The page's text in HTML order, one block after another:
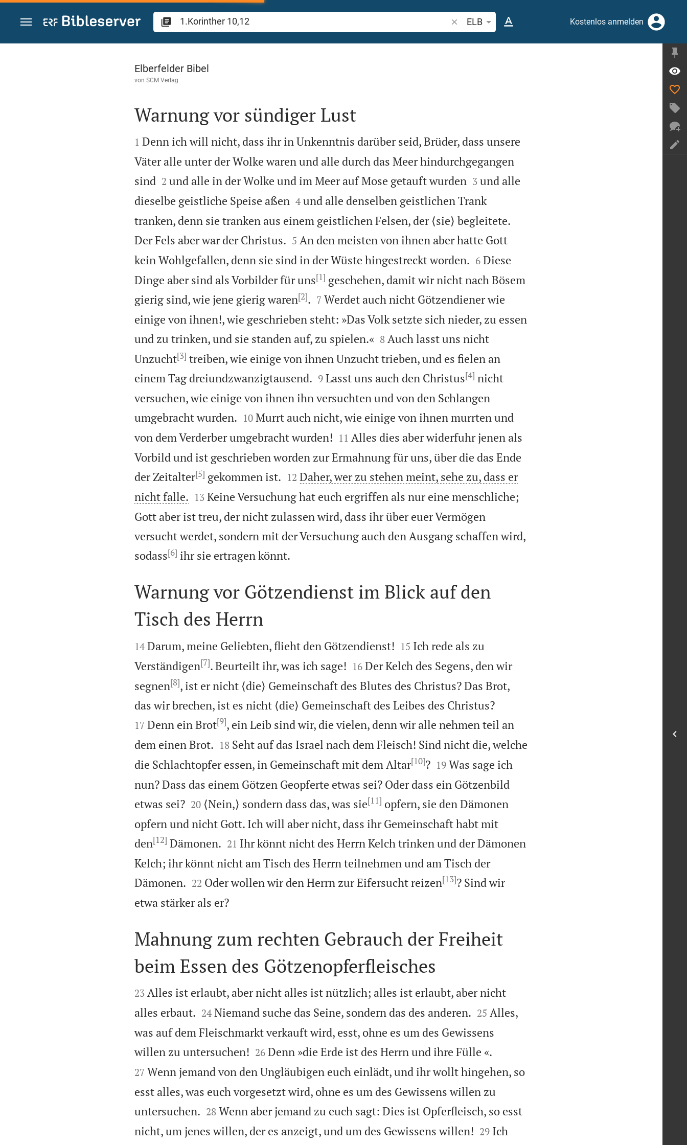
Zum Inhalt springen
Bibelstelle oder Begriff suchen
ELB Kostenlos anmelden
1.Korinther 10
Elberfelder Bibel
von SCM Verlag

Warnung vor sündiger Lust

1 Denn ich will nicht, dass ihr in Unkenntnis darüber seid, Brüder, dass unsere
Väter alle unter der Wolke waren und alle durch das Meer hindurchgegangen
sind
2 und alle in der Wolke und im Meer auf Mose getauft wurden
3 und alle
dieselbe geistliche Speise aßen
4 und alle denselben geistlichen Trank
tranken, denn sie tranken aus einem geistlichen Felsen, der ⟨sie⟩ begleitete.
Der Fels aber war der Christus.
5 An den meisten von ihnen aber hatte Gott
kein Wohlgefallen, denn sie sind in der Wüste hingestreckt worden.
6 Diese
Dinge aber sind als Vorbilder für uns[1] geschehen, damit wir nicht nach Bösem
gierig sind, wie jene gierig waren[2].
7 Werdet auch nicht Götzendiener wie
einige von ihnen!, wie geschrieben steht: »Das Volk setzte sich nieder, zu essen
und zu trinken, und sie standen auf, zu spielen.«
8 Auch lasst uns nicht
Unzucht[3] treiben, wie einige von ihnen Unzucht trieben, und es fielen an
einem Tag dreiundzwanzigtausend.
9 Lasst uns auch den Christus[4] nicht
versuchen, wie einige von ihnen ihn versuchten und von den Schlangen
umgebracht wurden.
10 Murrt auch nicht, wie einige von ihnen murrten und
von dem Verderber umgebracht wurden!
11 Alles dies aber widerfuhr jenen als
Vorbild und ist geschrieben worden zur Ermahnung für uns, über die das Ende
der Zeitalter[5] gekommen ist.
12 Daher, wer zu stehen meint, sehe zu, dass er
nicht falle.
13 Keine Versuchung hat euch ergriffen als nur eine menschliche;
Gott aber ist treu, der nicht zulassen wird, dass ihr über euer Vermögen
versucht werdet, sondern mit der Versuchung auch den Ausgang schaffen wird,
sodass[6] ihr sie ertragen könnt.

Warnung vor Götzendienst im Blick auf den
Tisch des Herrn

14 Darum, meine Geliebten, flieht den Götzendienst!
15 Ich rede als zu
Verständigen[7]. Beurteilt ihr, was ich sage!
16 Der Kelch des Segens, den wir
segnen[8], ist er nicht ⟨die⟩ Gemeinschaft des Blutes des Christus? Das Brot,
das wir brechen, ist es nicht ⟨die⟩ Gemeinschaft des Leibes des Christus?
17 Denn ein Brot[9], ein Leib sind wir, die vielen, denn wir alle nehmen teil an
dem einen Brot.
18 Seht auf das Israel nach dem Fleisch! Sind nicht die, welche
die Schlachtopfer essen, in Gemeinschaft mit dem Altar[10]?
19 Was sage ich
nun? Dass das einem Götzen Geopferte etwas sei? Oder dass ein Götzenbild
etwas sei?
20 ⟨Nein,⟩ sondern dass das, was sie[11] opfern, sie den Dämonen
opfern und nicht Gott. Ich will aber nicht, dass ihr Gemeinschaft habt mit
den[12] Dämonen.
21 Ihr könnt nicht des Herrn Kelch trinken und der Dämonen
Kelch; ihr könnt nicht am Tisch des Herrn teilnehmen und am Tisch der
Dämonen.
22 Oder wollen wir den Herrn zur Eifersucht reizen[13]? Sind wir
etwa stärker als er?

Mahnung zum rechten Gebrauch der Freiheit
beim Essen des Götzenopferfleisches

23 Alles ist erlaubt, aber nicht alles ist nützlich; alles ist erlaubt, aber nicht
alles erbaut.
24 Niemand suche das Seine, sondern das des anderen.
25 Alles,
was auf dem Fleischmarkt verkauft wird, esst, ohne es um des Gewissens
willen zu untersuchen!
26 Denn »die Erde ist des Herrn und ihre Fülle «.
27 Wenn jemand von den Ungläubigen euch einlädt, und ihr wollt hingehen, so
esst alles, was euch vorgesetzt wird, ohne es um des Gewissens willen zu
untersuchen.
28 Wenn aber jemand zu euch sagt: Dies ist Opferfleisch, so esst
nicht, um jenes willen, der es anzeigt, und um des Gewissens willen!
29 Ich